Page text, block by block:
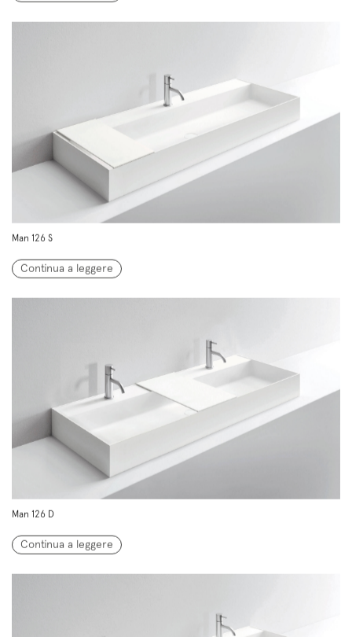
Man 126 S
Continua a leggere
Man 126 D
Continua a leggere